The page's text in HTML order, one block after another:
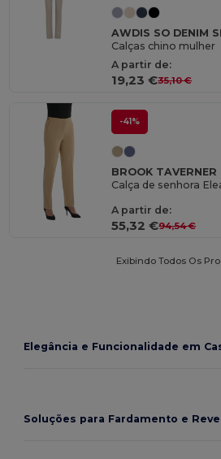
AWDIS SO DENIM
Calças chino mulher
A partir de:
19,23 €35,10 €
-41%
BROOK
Calça de senhora
A partir de:
55,32 €94,54 €
Exibindo Todos Os
Elegância e Funcionalidade em
Soluções para Fardamento e